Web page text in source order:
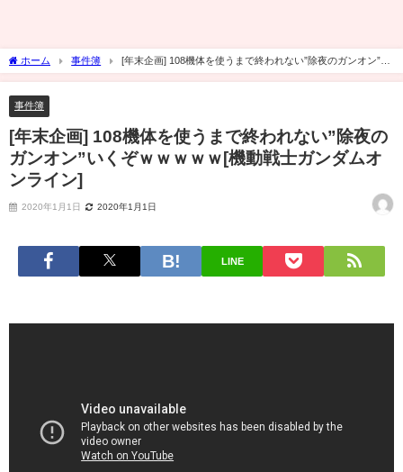
ホーム 事件簿
[年末企画] 108機体を使うまで終われない”除夜のガンオン”い
くぞｗｗｗｗｗ[機動戦士ガンダムオンライン]
事件簿
[年末企画] 108機体を使うまで終われない”除夜の
ガンオン”いくぞｗｗｗｗｗ[機動戦士ガンダムオ
ンライン]
2020年1月1日 2020年1月1日
LINE